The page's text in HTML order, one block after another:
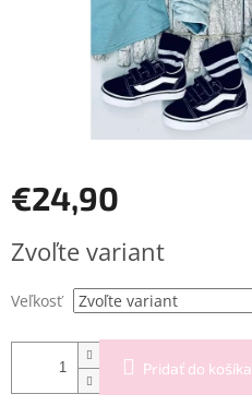
€24,90
cena:
Zvoľte variant
Veľkosť
Pridať do košíka